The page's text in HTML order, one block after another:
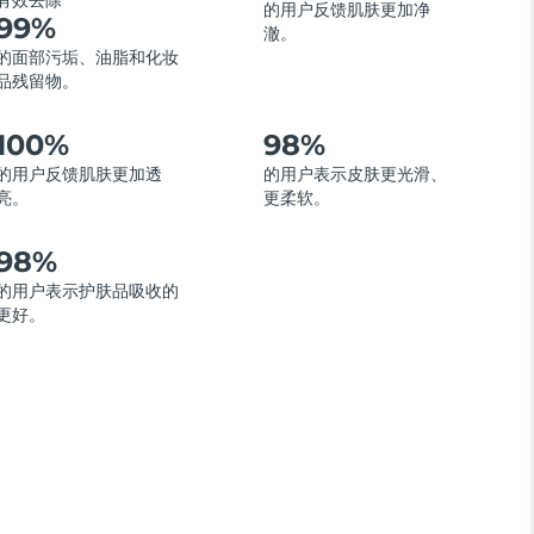
面部污垢、油脂和化妆
残留物。
的用户反馈肌肤更加净
澈。
用户反馈肌肤更加透
。
98%
的用户表示皮肤更光滑、
更柔软。
用户表示护肤品吸收的
好。